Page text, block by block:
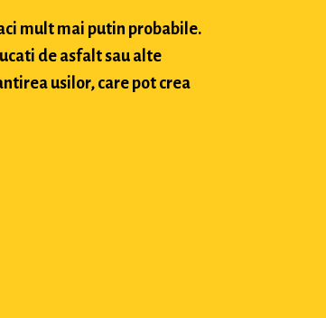
mult mai putin probabile.
de asfalt sau alte
usilor, care pot crea